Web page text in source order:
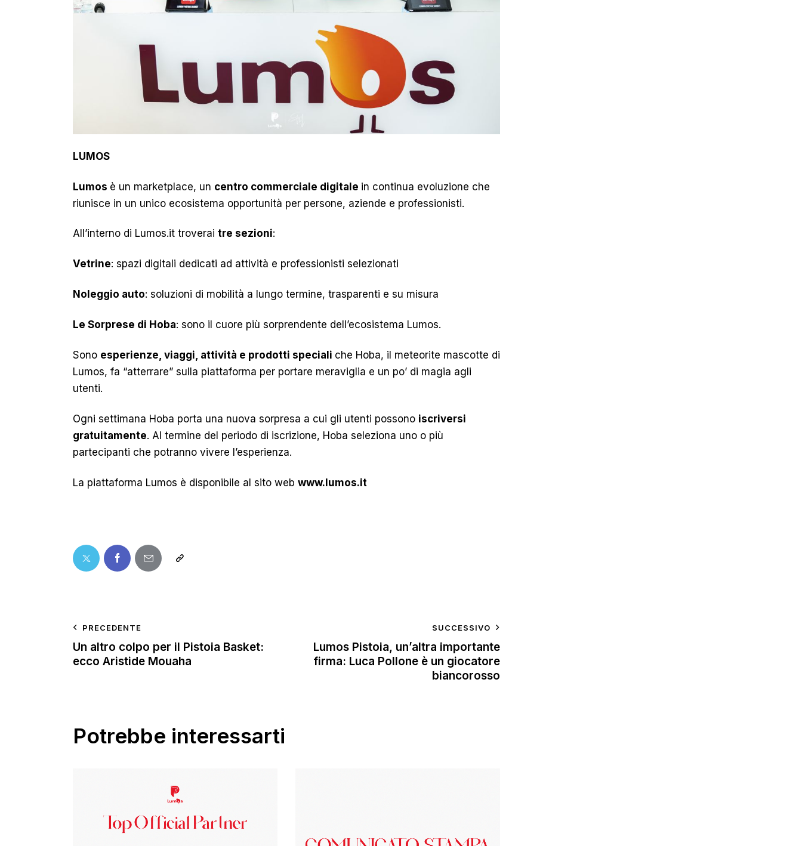
LUMOS
Lumos è un marketplace, un centro commerciale digitale in continua evoluzione che
riunisce in un unico ecosistema opportunità per persone, aziende e professionisti.
All’interno di Lumos.it troverai tre sezioni:
Vetrine: spazi digitali dedicati ad attività e professionisti selezionati
Noleggio auto: soluzioni di mobilità a lungo termine, trasparenti e su misura
Le Sorprese di Hoba: sono il cuore più sorprendente dell’ecosistema Lumos.
Sono esperienze, viaggi, attività e prodotti speciali che Hoba, il meteorite mascotte di
Lumos, fa “atterrare” sulla piattaforma per portare meraviglia e un po’ di magia agli
utenti.
Ogni settimana Hoba porta una nuova sorpresa a cui gli utenti possono iscriversi
gratuitamente. Al termine del periodo di iscrizione, Hoba seleziona uno o più
partecipanti che potranno vivere l’esperienza.
La piattaforma Lumos è disponibile al sito web www.lumos.it
PRECEDENTE
Un altro colpo per il Pistoia Basket:
ecco Aristide Mouaha
SUCCESSIVO
Lumos Pistoia, un’altra importante
firma: Luca Pollone è un giocatore
biancorosso
Potrebbe interessarti